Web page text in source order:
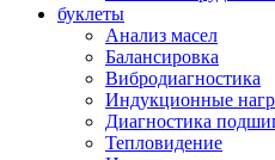
буклеты
Анализ масел
Балансировка
Вибродиагностика
Индукционные
Диагностика
Тепловидение